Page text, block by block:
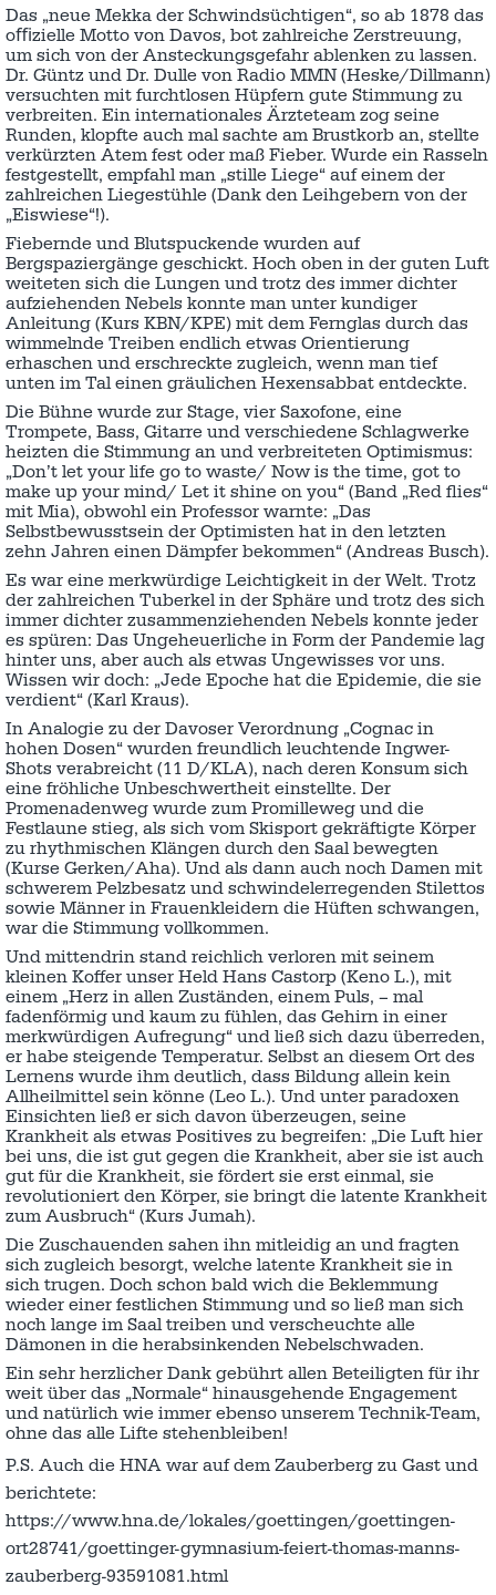
Das „neue Mekka der Schwindsüchtigen“, so ab 1878 das
oﬃzielle Motto von Davos, bot zahlreiche Zerstreuung,
um sich von der Ansteckungsgefahr ablenken zu lassen.
Dr. Güntz und Dr. Dulle von Radio MMN (Heske/Dillmann)
versuchten mit furchtlosen Hüpfern gute Stimmung zu
verbreiten. Ein internationales Ärzteteam zog seine
Runden, klopfte auch mal sachte am Brustkorb an, stellte
verkürzten Atem fest oder maß Fieber. Wurde ein Rasseln
festgestellt, empfahl man „stille Liege“ auf einem der
zahlreichen Liegestühle (Dank den Leihgebern von der
„Eiswiese“!).
Fiebernde und Blutspuckende wurden auf
Bergspaziergänge geschickt. Hoch oben in der guten Luft
weiteten sich die Lungen und trotz des immer dichter
aufziehenden Nebels konnte man unter kundiger
Anleitung (Kurs KBN/KPE) mit dem Fernglas durch das
wimmelnde Treiben endlich etwas Orientierung
erhaschen und erschreckte zugleich, wenn man tief
unten im Tal einen gräulichen Hexensabbat entdeckte.
Die Bühne wurde zur Stage, vier Saxofone, eine
Trompete, Bass, Gitarre und verschiedene Schlagwerke
heizten die Stimmung an und verbreiteten Optimismus:
„Don’t let your life go to waste/ Now is the time, got to
make up your mind/ Let it shine on you“ (Band „Red flies“
mit Mia), obwohl ein Professor warnte: „Das
Selbstbewusstsein der Optimisten hat in den letzten
zehn Jahren einen Dämpfer bekommen“ (Andreas Busch).
Es war eine merkwürdige Leichtigkeit in der Welt. Trotz
der zahlreichen Tuberkel in der Sphäre und trotz des sich
immer dichter zusammenziehenden Nebels konnte jeder
es spüren: Das Ungeheuerliche in Form der Pandemie lag
hinter uns, aber auch als etwas Ungewisses vor uns.
Wissen wir doch: „Jede Epoche hat die Epidemie, die sie
verdient“ (Karl Kraus).
In Analogie zu der Davoser Verordnung „Cognac in
hohen Dosen“ wurden freundlich leuchtende Ingwer-
Shots verabreicht (11 D/KLA), nach deren Konsum sich
eine fröhliche Unbeschwertheit einstellte. Der
Promenadenweg wurde zum Promilleweg und die
Festlaune stieg, als sich vom Skisport gekräftigte Körper
zu rhythmischen Klängen durch den Saal bewegten
(Kurse Gerken/Aha). Und als dann auch noch Damen mit
schwerem Pelzbesatz und schwindelerregenden Stilettos
sowie Männer in Frauenkleidern die Hüften schwangen,
war die Stimmung vollkommen.
Und mittendrin stand reichlich verloren mit seinem
kleinen Koffer unser Held Hans Castorp (Keno L.), mit
einem „Herz in allen Zuständen, einem Puls, – mal
fadenförmig und kaum zu fühlen, das Gehirn in einer
merkwürdigen Aufregung“ und ließ sich dazu überreden,
er habe steigende Temperatur. Selbst an diesem Ort des
Lernens wurde ihm deutlich, dass Bildung allein kein
Allheilmittel sein könne (Leo L.). Und unter paradoxen
Einsichten ließ er sich davon überzeugen, seine
Krankheit als etwas Positives zu begreifen: „Die Luft hier
bei uns, die ist gut gegen die Krankheit, aber sie ist auch
gut für die Krankheit, sie fördert sie erst einmal, sie
revolutioniert den Körper, sie bringt die latente Krankheit
zum Ausbruch“ (Kurs Jumah).
Die Zuschauenden sahen ihn mitleidig an und fragten
sich zugleich besorgt, welche latente Krankheit sie in
sich trugen. Doch schon bald wich die Beklemmung
wieder einer festlichen Stimmung und so ließ man sich
noch lange im Saal treiben und verscheuchte alle
Dämonen in die herabsinkenden Nebelschwaden.
Ein sehr herzlicher Dank gebührt allen Beteiligten für ihr
weit über das „Normale“ hinausgehende Engagement
und natürlich wie immer ebenso unserem Technik-Team,
ohne das alle Lifte stehenbleiben!
P.S. Auch die HNA war auf dem Zauberberg zu Gast und
berichtete:
https://www.hna.de/lokales/goettingen/goettingen-
ort28741/goettinger-gymnasium-feiert-thomas-manns-
zauberberg-93591081.html